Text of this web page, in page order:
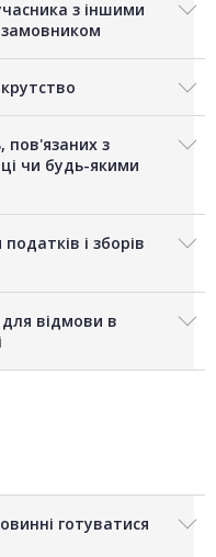
з іншими
пов'язаних з
чи будь-якими
і зборів
для відмови в
готуватися